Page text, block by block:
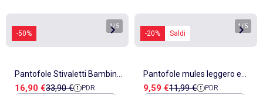
-50%
1/5
Pantofole Stivaletti Bambina
Caldi e Leggeri MP9760
Prezzo di vendita
16,90 €Prezzo di riferimento
33,90 € PDR
-20% Saldi
1/5
Pantofole mules leggero e
confortevole, facile da
Prezzo di vendita
9,59 €Prezzo di riferimento
11,99 € PDR